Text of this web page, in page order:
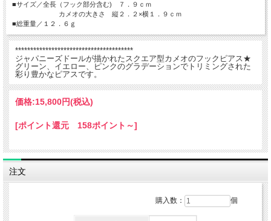
■サイズ／全長（フック部分含む) ７．９ｃｍ
カメオの大きさ 縦２．２×横１．９ｃｍ
■総重量／１２．６ｇ
***************************************
ジャパニーズドールが描かれたスクエア型カメオのフックピアス★
グリーン、イエロー、ピンクのグラデーションでトリミングされた
彩り豊かなピアスです。
価格:15,800円(税込)
[ポイント還元 158ポイント～]
注文
購入数： 個